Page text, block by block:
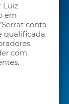
Luiz
em
conta
qualificada
com